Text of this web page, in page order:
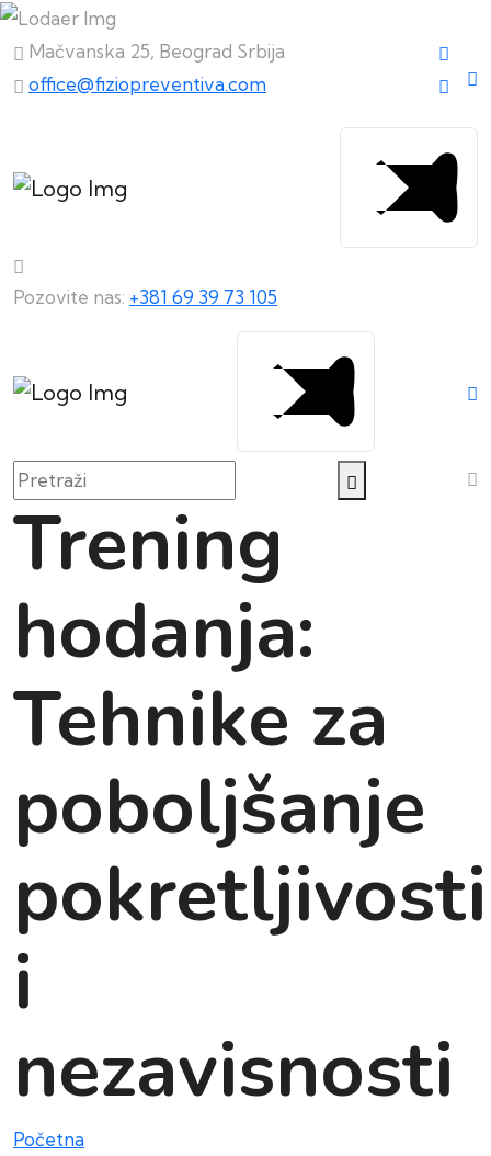
Mačvanska 25, Beograd Srbija
office@fiziopreventiva.com
Pozovite nas: +381 69 39 73 105
Trening
hodanja:
Tehnike za
poboljšanje
pokretljivosti
i
nezavisnosti
Početna